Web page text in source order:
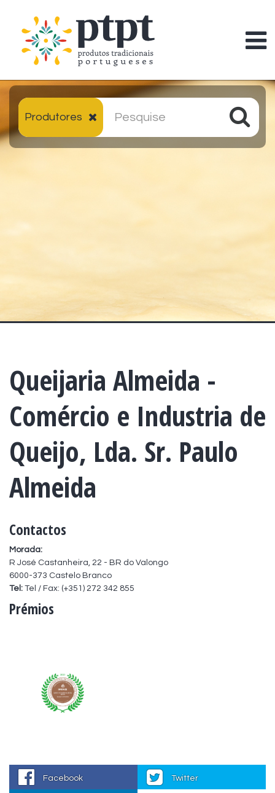
Produtores
Queijaria Almeida -
Comércio e Industria de
Queijo, Lda. Sr. Paulo
Almeida
Contactos
Morada:
R José Castanheira, 22 - BR do Valongo
6000-373 Castelo Branco
Tel: Tel / Fax: (+351) 272 342 855
Prémios
Facebook Twitter